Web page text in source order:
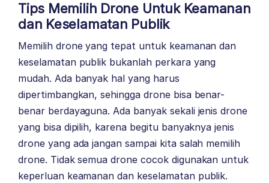
Tips Memilih Drone Untuk Keamanan
dan Keselamatan Publik
Memilih drone yang tepat untuk keamanan dan
keselamatan publik bukanlah perkara yang
mudah. Ada banyak hal yang harus
dipertimbangkan, sehingga drone bisa benar-
benar berdayaguna. Ada banyak sekali jenis drone
yang bisa dipilih, karena begitu banyaknya jenis
drone yang ada jangan sampai kita salah memilih
drone. Tidak semua drone cocok digunakan untuk
keperluan keamanan dan keselamatan publik.